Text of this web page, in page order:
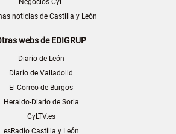
Negocios CyL
noticias de Castilla y León
webs de EDIGRUP
Diario de León
Diario de Valladolid
El Correo de Burgos
Heraldo-Diario de Soria
CyLTV.es
esRadio Castilla y León